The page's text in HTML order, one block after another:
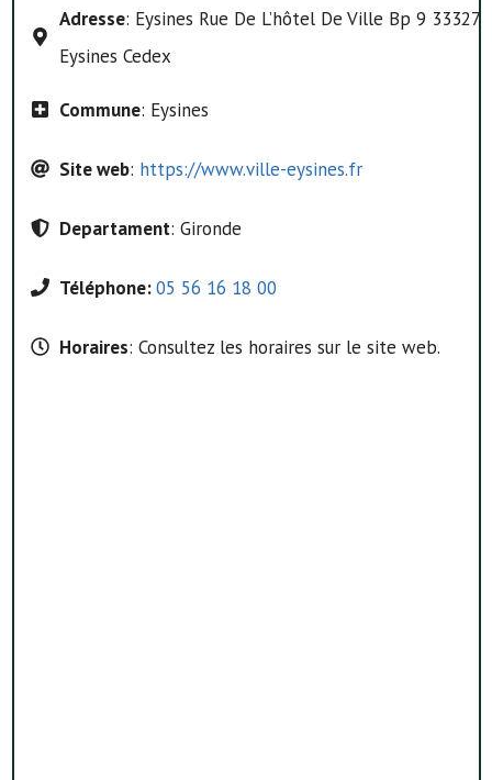
Adresse: Eysines Rue De L’hôtel De Ville Bp 9 33327
Eysines Cedex
Commune: Eysines
Site web: https://www.ville-eysines.fr
Departament: Gironde
Téléphone:05 56 16 18 00
Horaires: Consultez les horaires sur le site web.